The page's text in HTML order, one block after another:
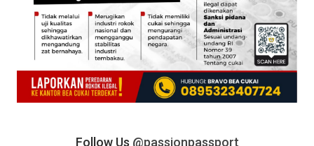
Follow Us @passionpassport